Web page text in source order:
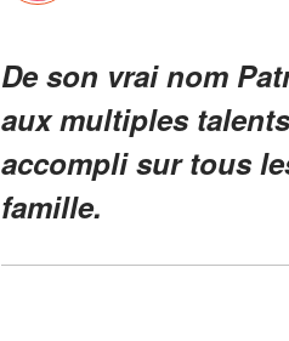
De son vrai nom
aux multiples
accompli sur tous
famille.